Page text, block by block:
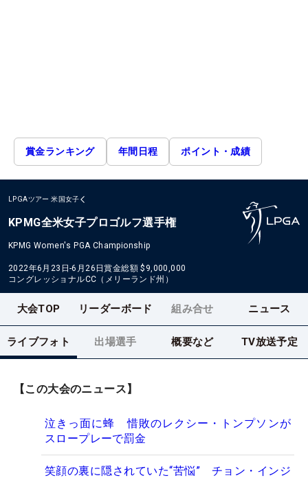
賞金ランキング 年間日程 ポイント・成績
LPGAツアー 米国女子
KPMG全米女子プロゴルフ選手権
KPMG Women's PGA Championship
2022年6月23日-6月26日賞金総額 $9,000,000
コングレッショナルCC（メリーランド州）
大会TOP リーダーボード 組み合せ ニュース
ライブフォト 出場選手 概要など TV放送予定
【この大会のニュース】
泣きっ面に蜂 惜敗のレクシー・トンプソンが
スロープレーで罰金
笑顔の裏に隠されていた“苦悩” チョン・インジ